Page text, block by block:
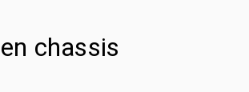
chassis